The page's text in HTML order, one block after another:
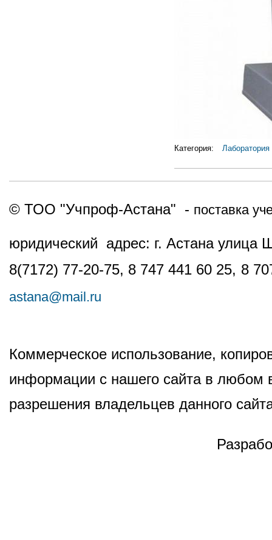
Категория:
© ТОО "Учпроф-Астана" - поставка
юридический адрес: г. Астана
8(7172) 77-20-75, 8 747 441 60 25, 8
astana@mail.ru
Коммерческое использование,
информации с нашего сайта в любом
разрешения владельцев данного